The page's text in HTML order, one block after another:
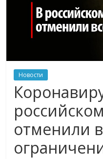
Новости
отменили